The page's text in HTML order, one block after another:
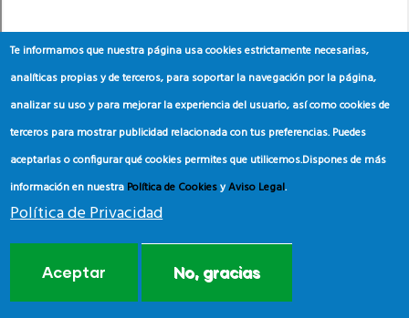
Te informamos que nuestra página usa cookies estrictamente necesarias,
analíticas propias y de terceros, para soportar la navegación por la página,
analizar su uso y para mejorar la experiencia del usuario, así como cookies de
terceros para mostrar publicidad relacionada con tus preferencias. Puedes
aceptarlas o configurar qué cookies permites que utilicemos.Dispones de más
información en nuestra Política de CookiesyAviso Legal.
Política de Privacidad
Aceptar No, gracias